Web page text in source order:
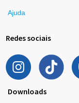
Ajuda
Redes sociais
Downloads